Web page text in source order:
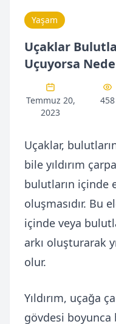
Yaşam
Uçaklar
Uçuyorsa
Temmuz 20,
2023
458
Uçaklar,
bile yıldırım
bulutların içinde
oluşmasıdır. Bu
içinde veya
arkı oluşturarak
olur.
Yıldırım, uçağa
gövdesi boyunca